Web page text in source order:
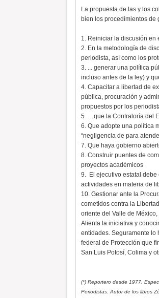
La propuesta de las y los
bien los procedimientos de
1. Reiniciar la discusión en
2. En la metodología de
periodista, así como los
3. ... generar una política
incluso antes de la ley) y
4. Capacitar a libertad de
pública, procuración y
propuestos por los
5 …que la Contraloría del
6. Que adopte una política
“negligencia de para
7. Que haya gobierno
8. Construir puentes de
proyectos académicos
9. El ejecutivo estatal debe
actividades en materia de
10. Gestionar ante la
cometidos contra la
oriente del Valle de
Alienta la iniciativa y
entidades. Seguramente lo
federal de Protección que
San Luis Potosí, Colima y
(*) Reportero desde 1977.
Periodistas. Autor de los libros